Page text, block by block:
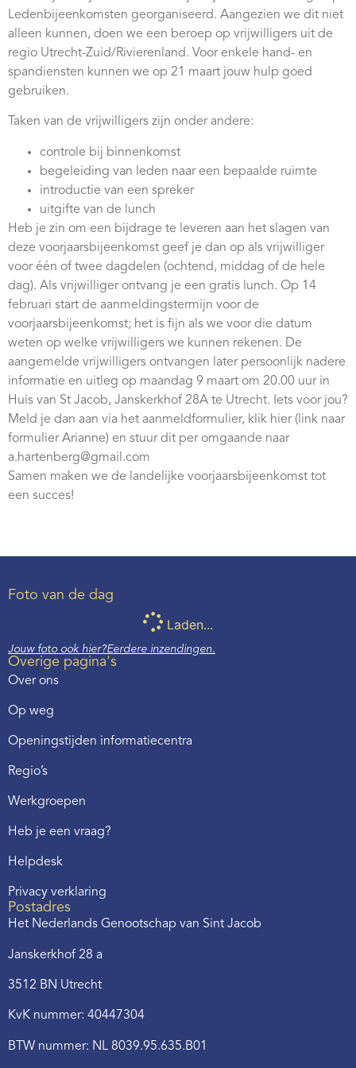
Webshop
Contact
Ledenbijeenkomsten georganiseerd. Aangezien we dit niet
alleen kunnen, doen we een beroep op vrijwilligers uit de
regio Utrecht-Zuid/Rivierenland. Voor enkele hand- en
spandiensten kunnen we op 21 maart jouw hulp goed
gebruiken.
Taken van de vrijwilligers zijn onder andere:
controle bij binnenkomst
begeleiding van leden naar een bepaalde ruimte
introductie van een spreker
uitgifte van de lunch
Heb je zin om een bijdrage te leveren aan het slagen van
deze voorjaarsbijeenkomst geef je dan op als vrijwilliger
voor één of twee dagdelen (ochtend, middag of de hele
dag). Als vrijwilliger ontvang je een gratis lunch. Op 14
februari start de aanmeldingstermijn voor de
voorjaarsbijeenkomst; het is fijn als we voor die datum
weten op welke vrijwilligers we kunnen rekenen. De
aangemelde vrijwilligers ontvangen later persoonlijk nadere
informatie en uitleg op maandag 9 maart om 20.00 uur in
Huis van St Jacob, Janskerkhof 28A te Utrecht. Iets voor jou?
Meld je dan aan via het aanmeldformulier, klik hier (link naar
formulier Arianne) en stuur dit per omgaande naar
a.hartenberg@gmail.com
Samen maken we de landelijke voorjaarsbijeenkomst tot
een succes!
Foto van de dag
Laden...
Jouw foto ook hier?Eerdere inzendingen.
Overige pagina's
Over ons
Op weg
Openingstijden informatiecentra
Regio’s
Werkgroepen
Heb je een vraag?
Helpdesk
Privacy verklaring
Postadres
Het Nederlands Genootschap van Sint Jacob
Janskerkhof 28 a
3512 BN Utrecht
KvK nummer: 40447304
BTW nummer: NL 8039.95.635.B01